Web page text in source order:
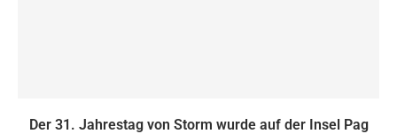
Der 31. Jahrestag von Storm wurde auf der Insel Pag